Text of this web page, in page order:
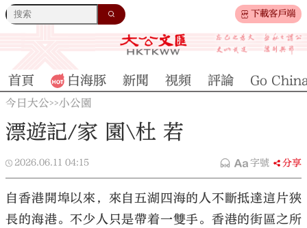
下載客戶端
首頁 白海豚 新聞 視頻 評論 Go
今日大公>>小公園
漂遊記/家 園\杜 若
2026.06.11 04:15 字號 分享
自香港開埠以來，來自五湖四海的人不斷抵達這片狹
長的海港。不少人只是帶着一雙手。香港的街區之所